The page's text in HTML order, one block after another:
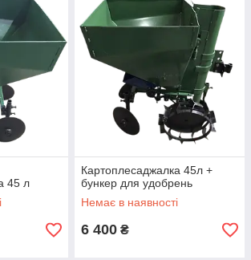
45 л
Картоплесаджалка 45л +
бункер для удобрень
Немає в наявності
6 400 ₴